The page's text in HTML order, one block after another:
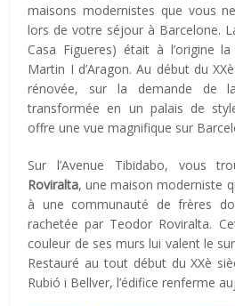
maisons modernistes que vous
lors de votre séjour à Barcelone.
Casa Figueres) était à l’origine
Martin I d’Aragon. Au début du
rénovée, sur la demande de
transformée en un palais de
offre une vue magnifique sur
Sur l’Avenue Tibidabo, vous
Roviralta, une maison moderniste
à une communauté de frères
rachetée par Teodor Roviralta.
couleur de ses murs lui valent le
Restauré au tout début du XXè
Rubió i Bellver, l’édifice renferme